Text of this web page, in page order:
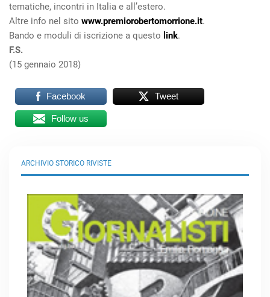
tematiche, incontri in Italia e all’estero.
Altre info nel sito www.premiorobertomorrione.it.
Bando e moduli di iscrizione a questo link.
F.S.
(15 gennaio 2018)
Facebook Tweet
Follow us
ARCHIVIO STORICO RIVISTE